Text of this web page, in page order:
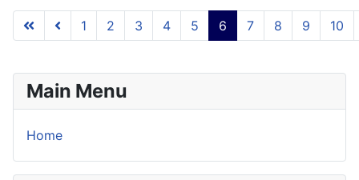
1 2 3 4 5 6 7 8 9 10
Main Menu
Home